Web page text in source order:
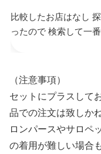
比較したお店はなし
ったので 検索して一
すぐにレンタルでき
（注意事項）
セットにプラスして
品での注文は致しか
ロンパースやサロペ
の着用が難しい場合